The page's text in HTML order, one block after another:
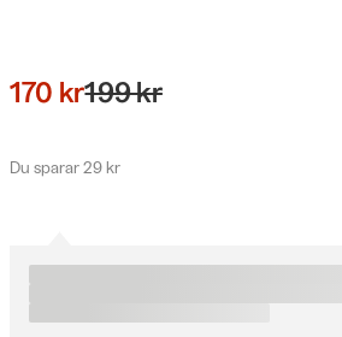
170 kr199 kr
Du sparar 29 kr